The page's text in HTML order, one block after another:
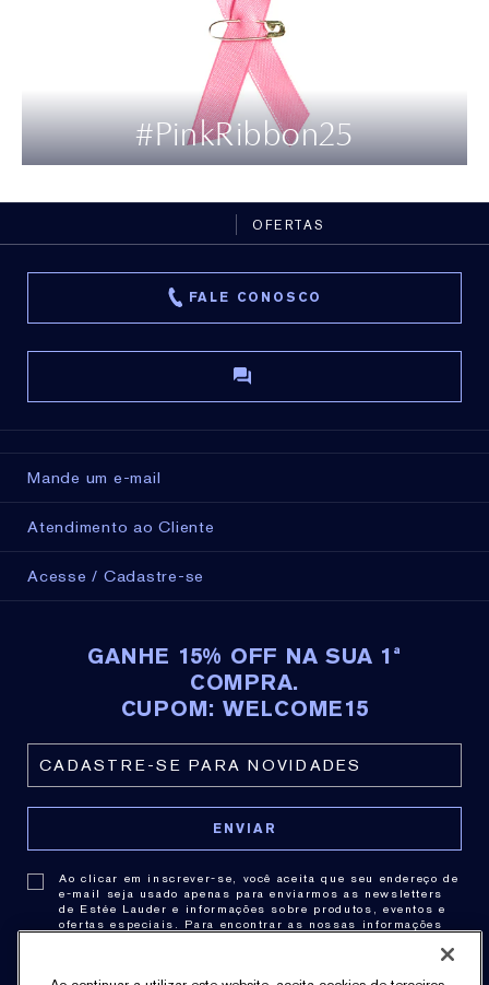
#PinkRibbon25
OFERTAS
FALE CONOSCO
Mande um e-mail
Atendimento ao Cliente
Acesse / Cadastre-se
GANHE 15% OFF NA SUA 1ª
COMPRA.
CUPOM: WELCOME15
Ao clicar em inscrever-se, você aceita que seu endereço de
e-mail seja usado apenas para enviarmos as newsletters
de Estée Lauder e informações sobre produtos, eventos e
ofertas especiais. Para encontrar as nossas informações